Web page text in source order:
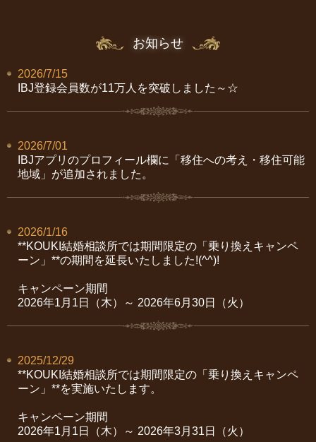
お知らせ
2026/7/15
IBJ登録会員数が11万人を突破しました～☆
2026/7/01
IBJアプリのプロフィール欄に「移住への考え・移住可能
地域」が追加されました。
2026/1/16
**KOUKI 結婚相談所では期間限定の「乗り換えキャンペ
ーン」 **の期間を延長いたしました!(^^)!
キャンペーン期間
2026年1 月 1 日（木）～ 2026年6月 30日（火）
2025/12/29
**KOUKI 結婚相談所では期間限定の「乗り換えキャンペ
ーン」 **を実施いたします。
キャンペーン期間
2026年1 月 1 日（木）～ 2026年3月 31 日（火）